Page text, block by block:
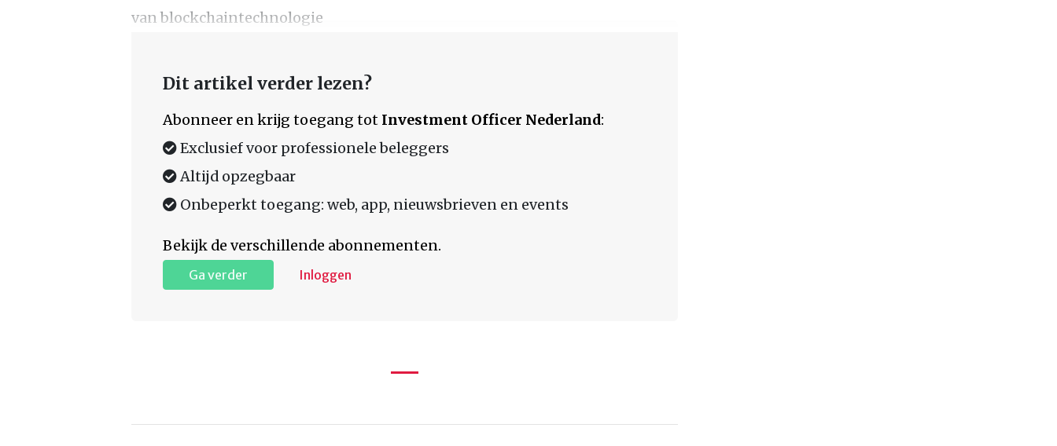
van blockchaintechnologie
Dit artikel verder lezen?
Abonneer en krijg toegang tot Investment Officer Nederland:
Exclusief voor professionele beleggers
Altijd opzegbaar
Onbeperkt toegang: web, app, nieuwsbrieven en events
Bekijk de verschillende abonnementen.
Ga verder Inloggen